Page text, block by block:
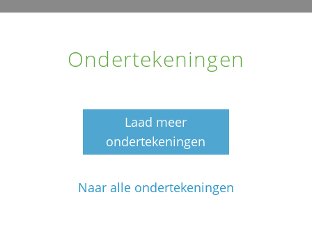
Ondertekeningen
Laad meer
ondertekeningen
Naar alle ondertekeningen